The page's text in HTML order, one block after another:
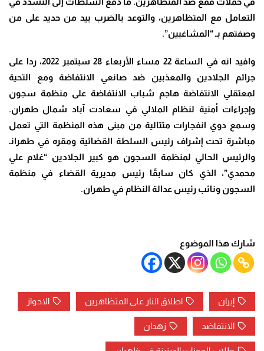
التعامل مع المتظاهرين، والتوعد بالضرب بيد من حديد على من
وصفتهم بـ “المشاغبين”.
وافيد انه في الساعة 22 مساء الأربعاء 28 سبتمبر 2022، ردا على
جرائم الجلادين والمعذبين ضد صانعي الانتفاضة ومع التحية
لمعتقلي الانتفاضة هاجم شباب الانتفاضة على منظمة سجون
وإجراءات أمنية لنظام الملالي في سعادت آباد شمال طهران.
وسمع دوي انفجارات متتالية من مبنى هذه المنظمة التي تعمل
مباشرة تحت إشراف رئيس السلطة القضائية ومقره في طهرانـ
والرئيس الحالي لمنظمة السجون هو كبير الجلادين “غلام علي
محمدي”، الذي كان سابقًا رئيس مديرية القضاء في منظمة
السجون ونائب رئيس عدالة النظام في طهران.
شارك هذا الموضوع
إيران اطلاق النار على المتظاهرين الاحواز
الانتفاضد زهدان